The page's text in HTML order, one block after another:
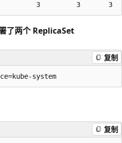
了两个 ReplicaSet
复制
复制